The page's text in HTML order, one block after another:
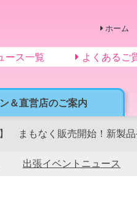
＆直営店のご案内
ホーム
ース一覧 よくあるご
まもなく販売開始！新製
出張イベントニュース